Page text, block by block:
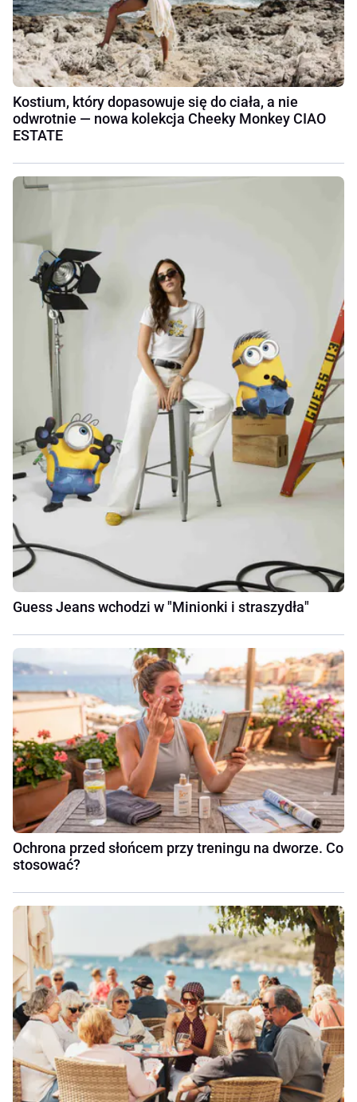
Kostium, który dopasowuje się do ciała, a nie
odwrotnie — nowa kolekcja Cheeky Monkey CIAO
ESTATE
Guess Jeans wchodzi w "Minionki i straszydła"
Ochrona przed słońcem przy treningu na dworze. Co
stosować?